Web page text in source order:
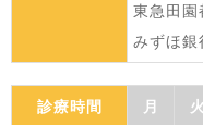
東急田園
みずほ銀
診療時間 月 火